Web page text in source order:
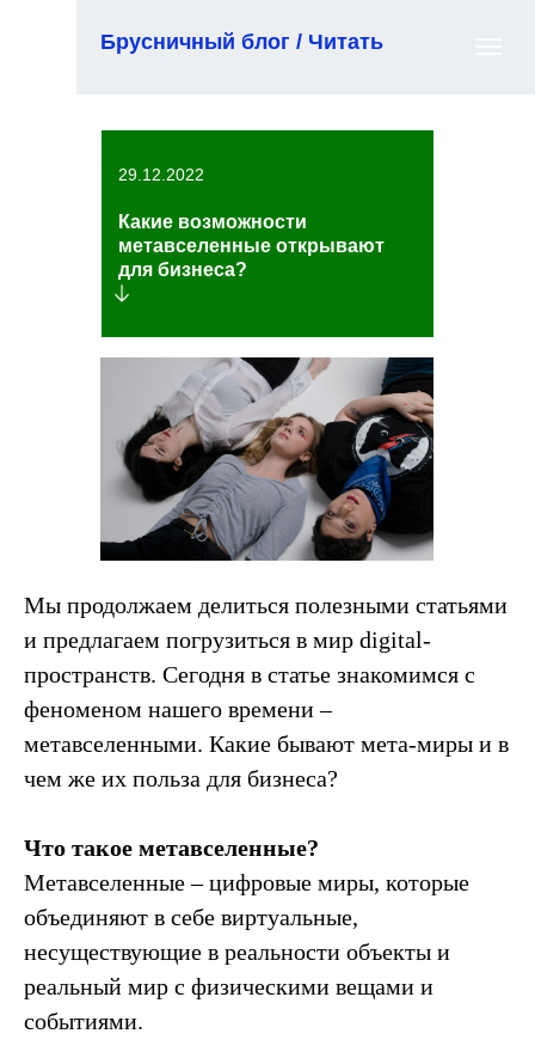
Брусничный блог / Читать
Какие возможности
метавселенные открывают
для бизнеса?
29.12.2022
Мы продолжаем делиться полезными статьями
и предлагаем погрузиться в мир digital-
пространств. Сегодня в статье знакомимся с
феноменом нашего времени –
метавселенными. Какие бывают мета-миры и в
чем же их польза для бизнеса?
Что такое метавселенные?
Метавселенные – цифровые миры, которые
объединяют в себе виртуальные,
несуществующие в реальности объекты и
реальный мир с физическими вещами и
событиями.